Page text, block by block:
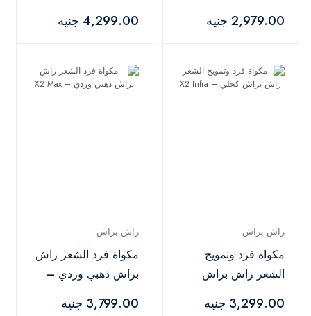
2,979.00 جنيه 4,299.00 جنيه
راش براش
مكواة فرد وتمويج
الشعر راش براش
3,299.00 جنيه
راش براش
مكواة فرد الشعر راش
براش ذهبي وردي –
3,799.00 جنيه